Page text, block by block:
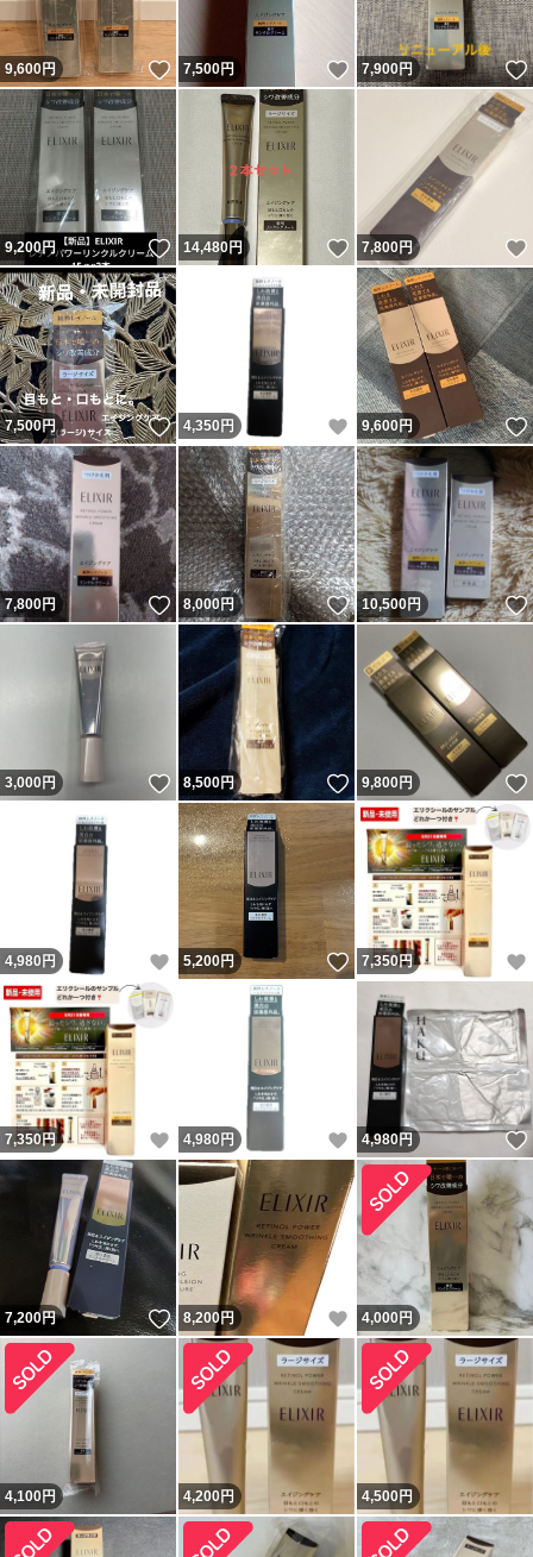
9,600円 いいね！
7,500円 いいね！
7,900円
9,200円 いいね！
14,480円 いいね！
7,800円
7,500円 いいね！
4,350 円 いいね！
9,600円
7,800円 いいね！
8,000円 いいね！
10,500円
3,000円 いいね！
8,500円 いいね！
9,800円
4,980 円 いいね！
5,200円 いいね！
7,350円
7,350円 いいね！
4,980 円 いいね！
4,980円
7,200円 いいね！
8,200円 いいね！
4,000円
4,100円 4,200円 4,500円